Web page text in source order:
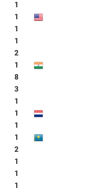
1
1
1
1
2
1
8
3
1
1
1
1
2
1
1
1